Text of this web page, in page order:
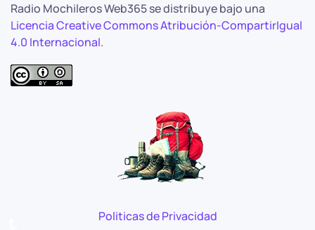
Radio Mochileros Web365 se distribuye bajo una
Licencia Creative Commons Atribución-CompartirIgual
4.0 Internacional.
Politicas de Privacidad